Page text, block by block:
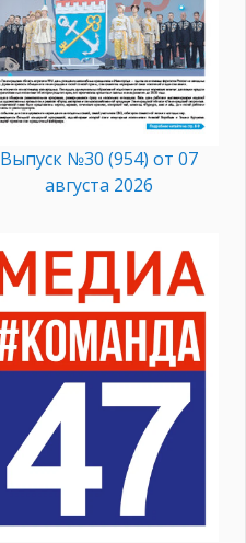
Выпуск №30 (954) от 07
августа 2026